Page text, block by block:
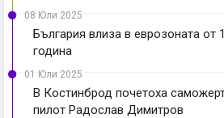
08 Юли 2025
България влиза в еврозоната от
година
01 Юли 2025
В Костинброд почетоха
пилот Радослав Димитров